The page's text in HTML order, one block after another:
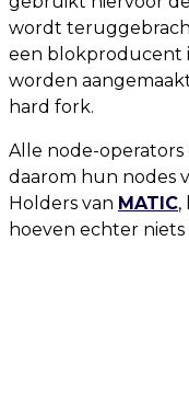
wordt
een blokproducent
worden
hard fork.
Alle node-
daarom hun nodes
Holders van MATIC,
hoeven echter niets